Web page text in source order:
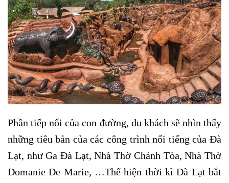
Phần tiếp nối của con đường, du khách sẽ nhìn thấy
những tiêu bản của các công trình nổi tiếng của Đà
Lạt, như Ga Đà Lạt, Nhà Thờ Chánh Tòa, Nhà Thờ
Domanie De Marie, …Thể hiện thời kì Đà Lạt bắt